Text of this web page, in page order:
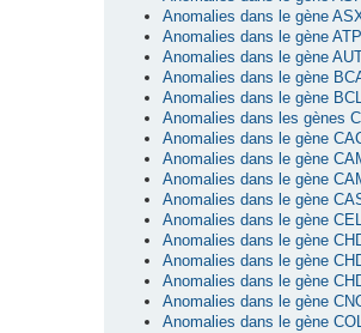
Anomalies dans le gène
Anomalies dans le gène
Anomalies dans le gène
Anomalies dans le gène
Anomalies dans le gène
Anomalies dans les gènes
Anomalies dans le gène
Anomalies dans le gène
Anomalies dans le gène
Anomalies dans le gène
Anomalies dans le gène
Anomalies dans le gène
Anomalies dans le gène
Anomalies dans le gène
Anomalies dans le gène
Anomalies dans le gène